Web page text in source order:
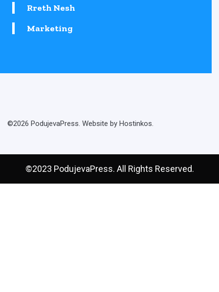
Rreth Nesh
Marketing
©2026 PodujevaPress. Website by Hostinkos.
©2023 PodujevaPress. All Rights Reserved.